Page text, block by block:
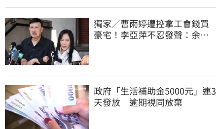
獨家／曹雨婷遭控拿工會錢買
豪宅！李亞萍不忍發聲：余天
政府「生活補助金5000元」連3
天發放 逾期視同放棄